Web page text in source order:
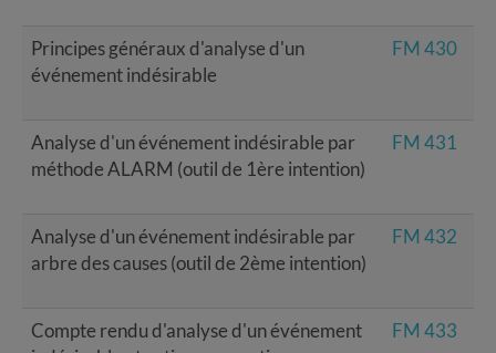
Principes généraux d'analyse d'un
événement indésirable
FM 430
Analyse d'un événement indésirable par
méthode ALARM (outil de 1ère intention)
FM 431
Analyse d'un événement indésirable par
arbre des causes (outil de 2ème intention)
FM 432
Compte rendu d'analyse d'un événement
FM 433